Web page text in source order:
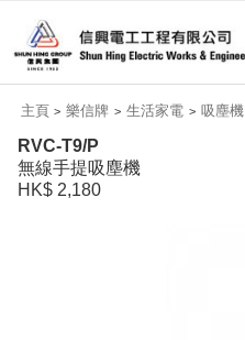
主頁 > 樂信牌 > 生活家電 > 吸塵機
RVC-T9/P
無線手提吸塵機
HK$ 2,180